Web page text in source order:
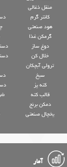
منقل ذغالی
کانتر گرم
هود صنعتی
گرمکن غذا
دوغ ساز
خلال کن
ترولی آبچکان
سیخ
کته پز
قالب کته
دمکن برنج
یخچال صنعتی
آمار